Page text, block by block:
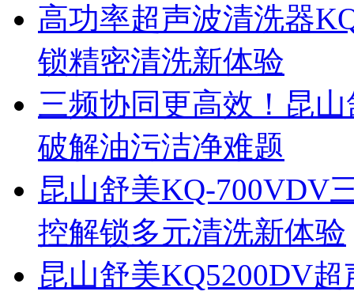
高功率超声波清洗器
锁精密清洗新体验
三频协同更高效！昆
破解油污洁净难题
昆山舒美KQ-700VDV
控解锁多元清洗新体验
昆山舒美KQ5200DV